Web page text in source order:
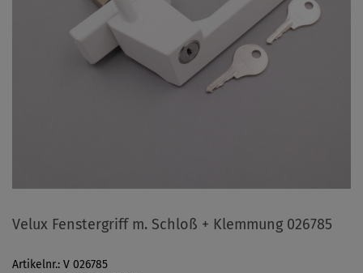
Velux Fenstergriff m. Schloß + Klemmung 026785
Artikelnr.: V 026785